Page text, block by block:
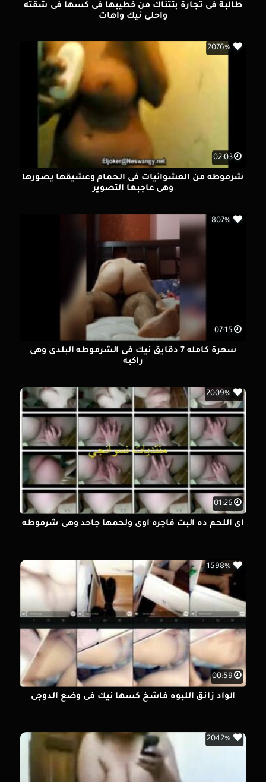
طالبة فى تجارة بتتناك من خطيبها فى كسها فى شقته
واحلى نيك واهات
02:03
2076%
شرموطه من العشوائيات فى الحمام وعشيقها يصورها
وهى عاجبها التصوير
07:15
807%
سهرة كامله 7 دقايق نيك فى الشرموطه البلدى وهى
راكبه
01:26
2009%
اى اللحم ده البت فاجره اوى ولحمها جاحد وهى شرموطه
00:59
1598%
الواد زانق اللبوه فاشخ كسها نيك فى وضع الدوجى
2042%